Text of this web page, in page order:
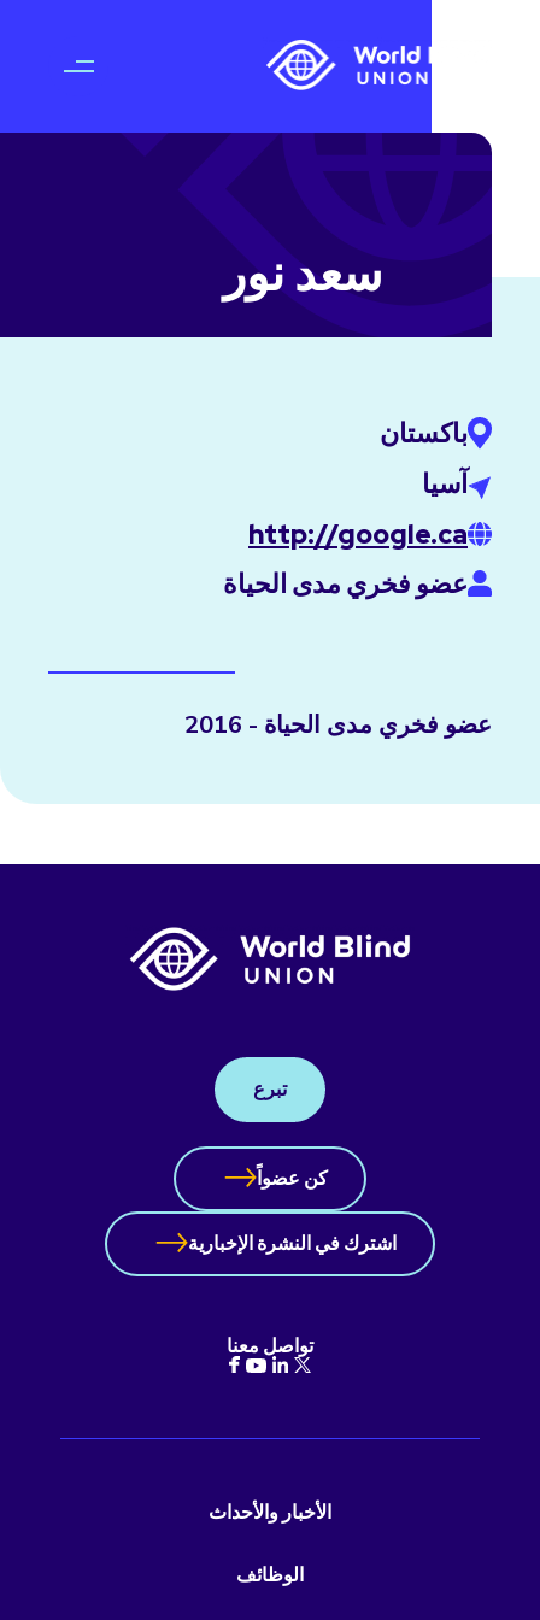
سعد نور
باكستان
آسيا
http://google.ca
عضو فخري مدى الحياة
عضو فخري مدى الحياة - 2016
تبرع
كن عضواً
اشترك في النشرة الإخبارية
تواصل معنا
الأخبار والأحداث
الوظائف